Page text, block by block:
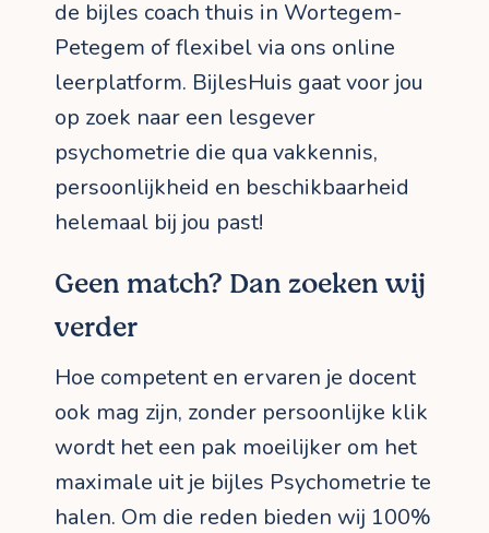
de bijles coach thuis in Wortegem-
Petegem of flexibel via ons online
leerplatform. BijlesHuis gaat voor jou
op zoek naar een lesgever
psychometrie die qua vakkennis,
persoonlijkheid en beschikbaarheid
helemaal bij jou past!
Geen match? Dan zoeken wij
verder
Hoe competent en ervaren je docent
ook mag zijn, zonder persoonlijke klik
wordt het een pak moeilijker om het
maximale uit je bijles Psychometrie te
halen. Om die reden bieden wij 100%